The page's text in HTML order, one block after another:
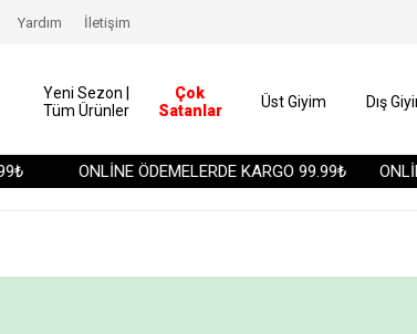
ONLİNE ÖDEMELERDE KARGO 99.99₺
Yardım İletişim
Yeni Sezon |
Tüm Ürünler
Çok
Satanlar
Üst Giyim Dış